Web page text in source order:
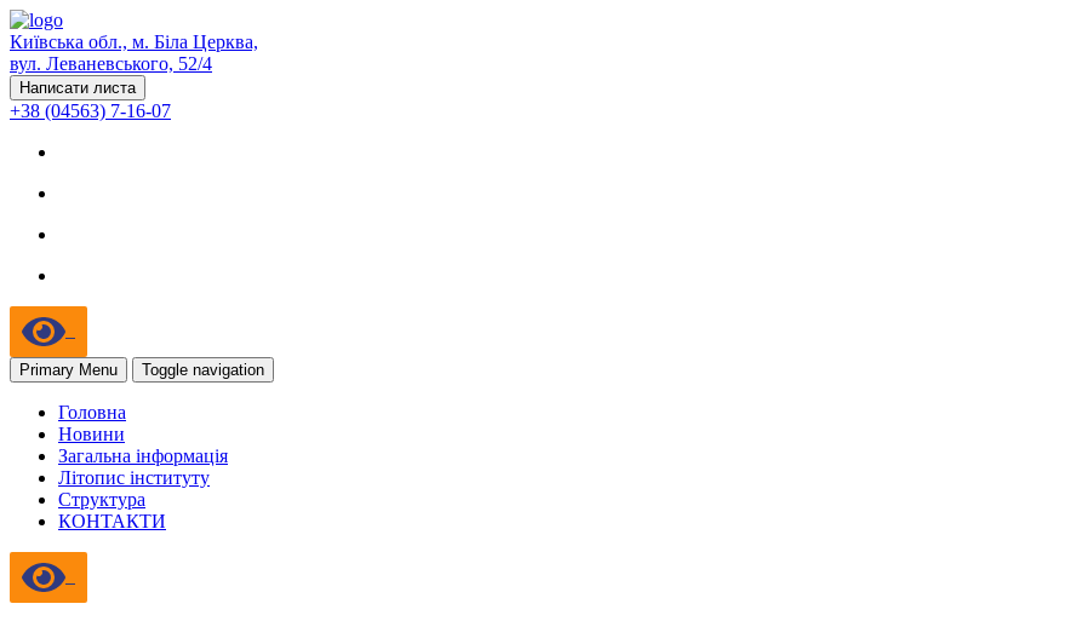
Київська обл., м. Біла Церква,
вул. Леваневського, 52/4
Написати листа
+38 (04563) 7-16-07
Primary Menu Toggle navigation
Головна
Новини
Загальна інформація
Літопис інституту
Структура
КОНТАКТИ